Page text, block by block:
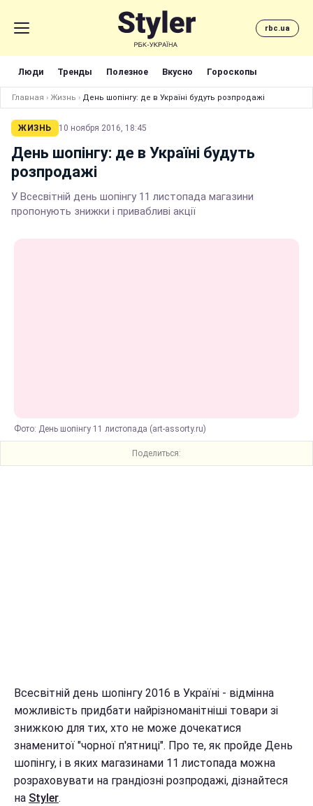
rbc.ua
Люди Тренды Полезное Вкусно Гороскопы
Главная › Жизнь › День шопінгу: де в Україні будуть розпродажі
ЖИЗНЬ 10 ноября 2016, 18:45
День шопінгу: де в Україні будуть
розпродажі
У Всесвітній день шопінгу 11 листопада магазини
пропонують знижки і привабливі акції
Фото: День шопінгу 11 листопада (art-assorty.ru)
Поделиться:
Всесвітній день шопінгу 2016 в Україні - відмінна
можливість придбати найрізноманітніші товари зі
знижкою для тих, хто не може дочекатися
знаменитої "чорної п'ятниці". Про те, як пройде День
шопінгу, і в яких магазинами 11 листопада можна
розраховувати на грандіозні розпродажі, дізнайтеся
на Styler.